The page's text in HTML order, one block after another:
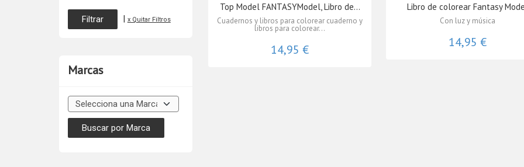
| x Quitar Filtros
Marcas
Top Model FANTASYModel, Libro de...
Cuadernos y libros para colorear cuaderno y
libros para colorear...
14,95 €
Libro de colorear Fantasy
Con luz y música
14,95 €